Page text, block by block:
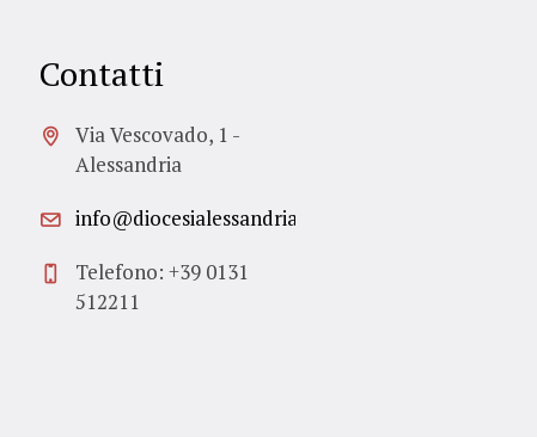
Contatti
Via Vescovado, 1 -
Alessandria
info@diocesialessandria.it
Telefono: +39 0131
512211